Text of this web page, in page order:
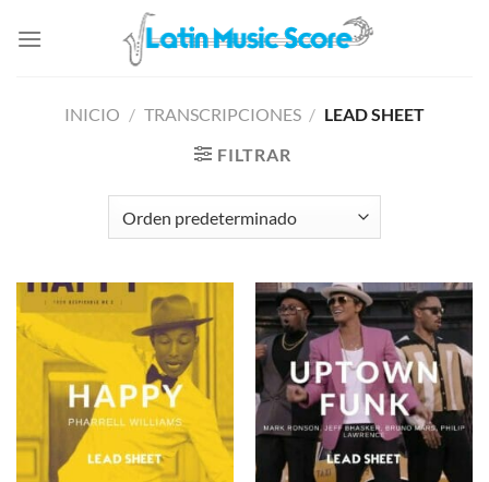
INICIO / TRANSCRIPCIONES / LEAD SHEET
FILTRAR